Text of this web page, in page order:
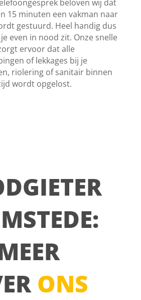
beloven wij dat
15 minuten een vakman naar
gestuurd. Heel handig dus
even in nood zit. Onze snelle
ervoor dat alle
of lekkages bij je
riolering of sanitair binnen
wordt opgelost.
ONS